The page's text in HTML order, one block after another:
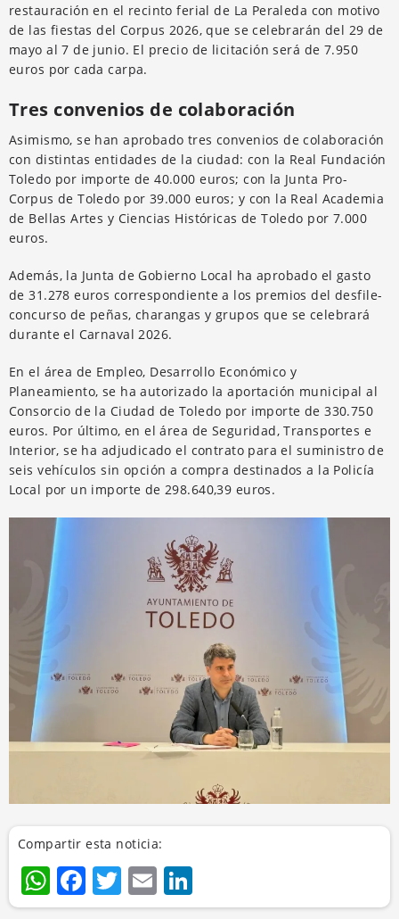
restauración en el recinto ferial de La Peraleda con motivo
de las fiestas del Corpus 2026, que se celebrarán del 29 de
mayo al 7 de junio. El precio de licitación será de 7.950
euros por cada carpa.
Tres convenios de colaboración
Asimismo, se han aprobado tres convenios de colaboración
con distintas entidades de la ciudad: con la Real Fundación
Toledo por importe de 40.000 euros; con la Junta Pro-
Corpus de Toledo por 39.000 euros; y con la Real Academia
de Bellas Artes y Ciencias Históricas de Toledo por 7.000
euros.
Además, la Junta de Gobierno Local ha aprobado el gasto
de 31.278 euros correspondiente a los premios del desfile-
concurso de peñas, charangas y grupos que se celebrará
durante el Carnaval 2026.
En el área de Empleo, Desarrollo Económico y
Planeamiento, se ha autorizado la aportación municipal al
Consorcio de la Ciudad de Toledo por importe de 330.750
euros. Por último, en el área de Seguridad, Transportes e
Interior, se ha adjudicado el contrato para el suministro de
seis vehículos sin opción a compra destinados a la Policía
Local por un importe de 298.640,39 euros.
Compartir esta noticia:
WhatsApp
Facebook
Twitter
Email